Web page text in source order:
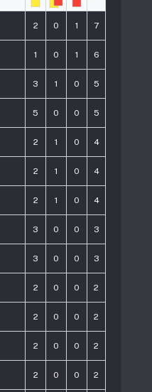
2 0 1 7
1 0 1 6
3 1 0 5
5 0 0 5
2 1 0 4
2 1 0 4
2 1 0 4
3 0 0 3
3 0 0 3
2 0 0 2
2 0 0 2
2 0 0 2
2 0 0 2